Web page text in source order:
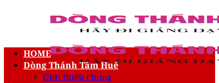
HOME
Dòng Thánh Tâm Huế
Giới thiệu chung